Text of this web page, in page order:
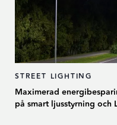
STREET LIGHTING
Maximerad
på smart ljusstyrning och